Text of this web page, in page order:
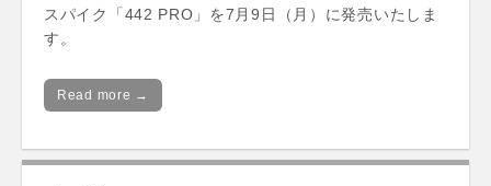
スパイク「442 PRO」を7月9日（月）に発売いたしま
す。
Read more →